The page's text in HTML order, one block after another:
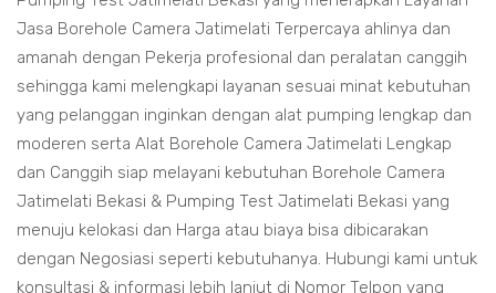
Jasa Borehole Camera Jatimelati Terpercaya ahlinya dan
amanah dengan Pekerja profesional dan peralatan canggih
sehingga kami melengkapi layanan sesuai minat kebutuhan
yang pelanggan inginkan dengan alat pumping lengkap dan
moderen serta Alat Borehole Camera Jatimelati Lengkap
dan Canggih siap melayani kebutuhan Borehole Camera
Jatimelati Bekasi & Pumping Test Jatimelati Bekasi yang
menuju kelokasi dan Harga atau biaya bisa dibicarakan
dengan Negosiasi seperti kebutuhanya. Hubungi kami untuk
konsultasi & informasi lebih lanjut di Nomor Telpon yang